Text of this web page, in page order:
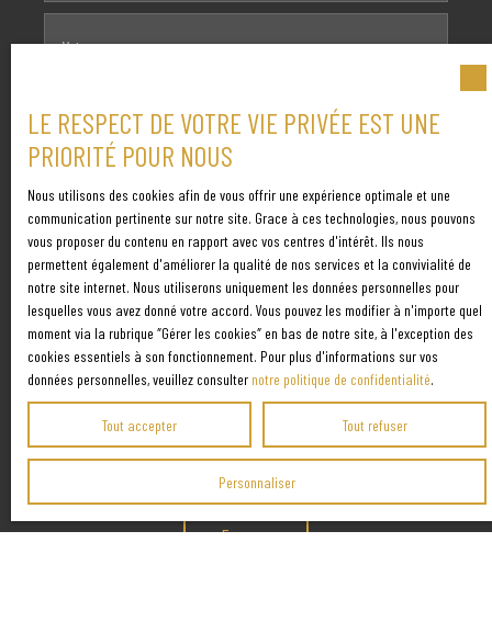
Votre message
J'accepte le traitement de mes données personnelles
conformément au RGPD. Si vous ne souhaitez pas faire
l'objet de prospection commerciale par voie téléphonique,
vous pouvez vous inscrire gratuitement sur la liste
d'opposition au démarchage téléphonique, prévu par
l'article L223-1 du code de la consommation, sur le site
Internet www.bloctel.gouv.fr ou par courrier adressé à :
Société Worldline, Service Bloctel, CS 61311, 41013 BLOIS
CEDEX.
Pour en savoir plus sur le traitement de vos données
personnelles, veuillez consulter notre
politique de
confidentialité.
Envoyer
LE RESPECT DE VOTRE VIE PRIVÉE EST UNE
PRIORITÉ POUR NOUS
Nous utilisons des cookies afin de vous offrir une expérience optimale et une
communication pertinente sur notre site. Grace à ces technologies, nous pouvons
vous proposer du contenu en rapport avec vos centres d'intérêt. Ils nous
permettent également d'améliorer la qualité de nos services et la convivialité de
notre site internet. Nous utiliserons uniquement les données personnelles pour
lesquelles vous avez donné votre accord. Vous pouvez les modifier à n'importe quel
moment via la rubrique ″Gérer les cookies″ en bas de notre site, à l'exception des
cookies essentiels à son fonctionnement. Pour plus d'informations sur vos
données personnelles, veuillez consulter notre politique de confidentialité.
Tout accepter Tout refuser
Personnaliser